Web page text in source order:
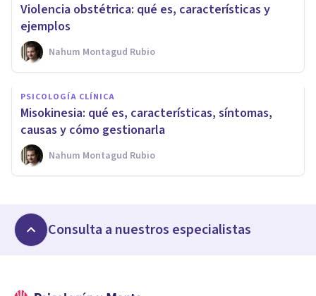
Violencia obstétrica: qué es, características y
ejemplos
Nahum Montagud Rubio
PSICOLOGÍA CLÍNICA
Misokinesia: qué es, características, síntomas,
causas y cómo gestionarla
Nahum Montagud Rubio
Consulta a nuestros especialistas